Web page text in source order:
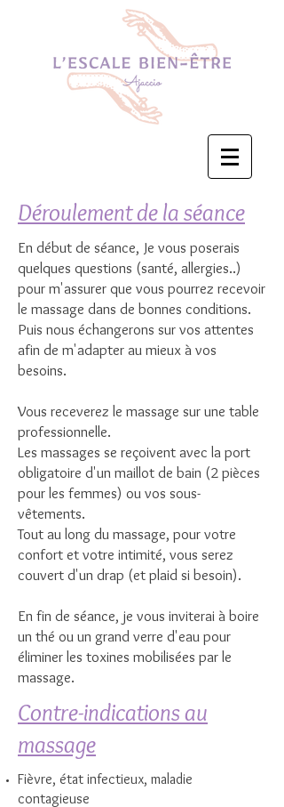
Déroulement de la séance
En début de séance, Je vous poserais
quelques questions (santé, allergies..)
pour m'assurer que vous pourrez recevoir
le massage dans de bonnes conditions.
Puis nous échangerons sur vos attentes
afin de m'adapter au mieux à vos
besoins.
Vous receverez le massage sur une table
professionnelle.
Les massages se reçoivent avec la port
obligatoire d'un maillot de bain (2 pièces
pour les femmes) ou vos sous-
vêtements.
Tout au long du massage, pour votre
confort et votre intimité, vous serez
couvert d'un drap (et plaid si besoin).
En fin de séance, je vous inviterai à boire
un thé ou un grand verre d'eau pour
éliminer les toxines mobilisées par le
massage.
Contre-indications au
massage
Fièvre, état infectieux, maladie
contagieuse